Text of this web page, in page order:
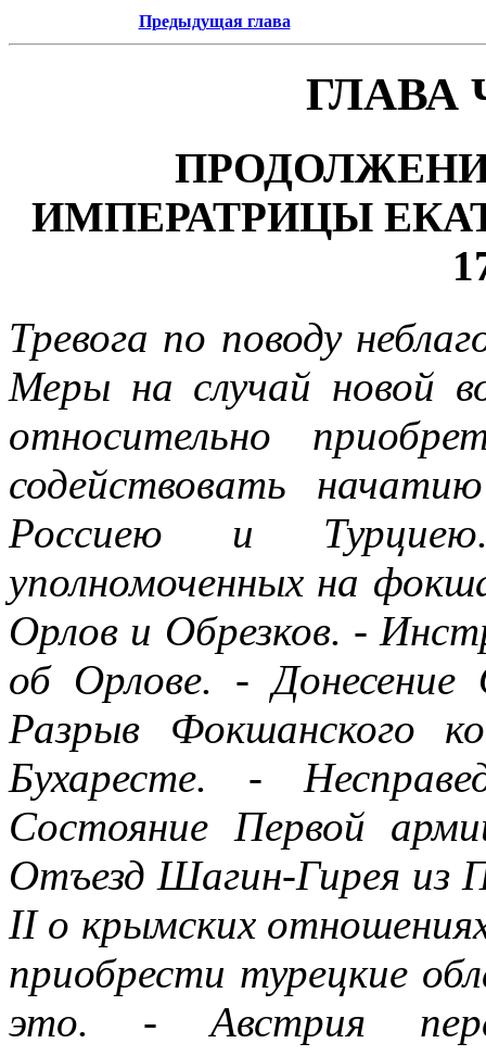
Предыдущая глава
ГЛАВА
ИМПЕРАТРИЦЫ
Тревога по поводу
Меры на случай новой
относительно
содействовать
Россиею и
уполномоченных на
Орлов и Обрезков. -
об Орлове. - Донесение
Разрыв Фокшанского
Бухаресте. -
Состояние Первой
Отъезд Шагин-Гирея из
II о крымских
приобрести турецкие
это. - Австрия